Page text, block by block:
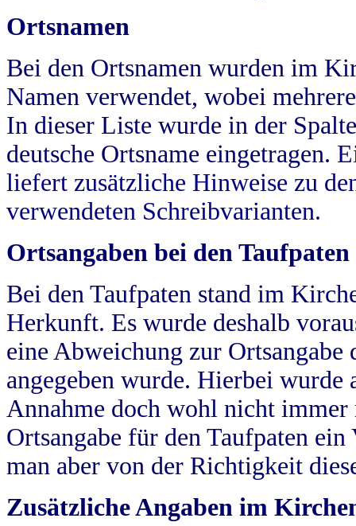
Ortsnamen
Bei den Ortsnamen wurden im
Namen verwendet, wobei
In dieser Liste wurde in der
deutsche Ortsname eingetragen.
liefert zusätzliche Hinweise zu
verwendeten Schreibvarianten.
Ortsangaben bei den Taufpaten
Bei den Taufpaten stand im
Herkunft. Es wurde deshalb
eine Abweichung zur
angegeben wurde. Hierbei wurde
Annahme doch wohl nicht
Ortsangabe für den Taufpaten
man aber von der Richtigkeit
Zusätzliche Angaben im